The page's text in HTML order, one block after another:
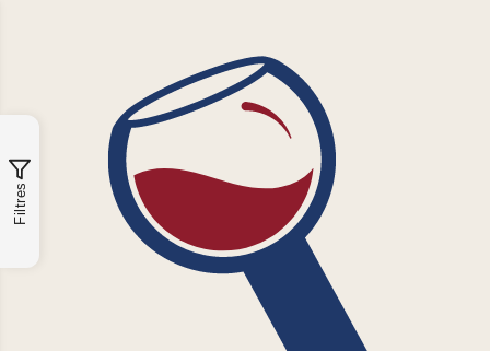
Filtres